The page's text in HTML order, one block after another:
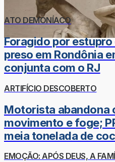
ATO DEMONÍACO
Foragido por
preso em Rondônia
conjunta com o RJ
ARTIFÍCIO DESCOBERTO
Motorista abandona
movimento e foge;
meia tonelada de
EMOÇÃO: APÓS DEUS, A